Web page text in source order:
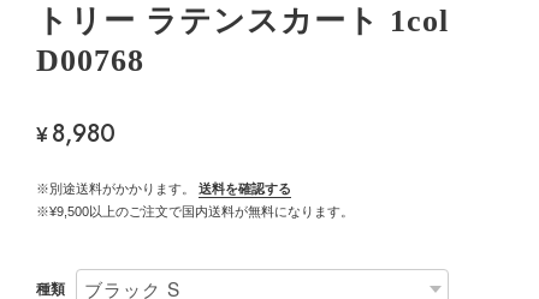
トリー ラテンスカート 1col
D00768
¥8,980
※別途送料がかかります。
送料を確認する
※¥9,500以上のご注文で国内送料が無料になります。
種類